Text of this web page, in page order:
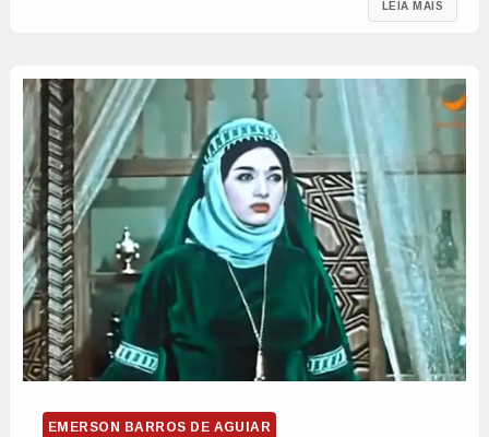
LEIA MAIS
EMERSON BARROS DE AGUIAR